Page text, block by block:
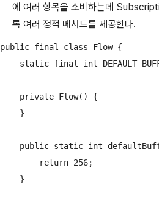
에 여러 항목을 소비하는데
록 여러 정적 메서드를 제공한다.
public final class Flow {
static final int
    private Flow() {
    }
public static int
        return 256;
    }